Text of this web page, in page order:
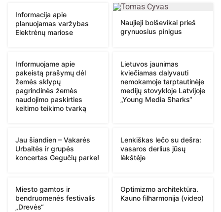
Informacija apie
planuojamas varžybas
Elektrėnų mariose
Naujieji bolševikai prieš
grynuosius pinigus
Informuojame apie
pakeistą prašymų dėl
žemės sklypų
pagrindinės žemės
naudojimo paskirties
keitimo teikimo tvarką
Lietuvos jaunimas
kviečiamas dalyvauti
nemokamoje tarptautinėje
medijų stovykloje Latvijoje
„Young Media Sharks“
Jau šiandien – Vakarės
Urbaitės ir grupės
koncertas Gegučių parke!
Lenkiškas lečo su dešra:
vasaros derlius jūsų
lėkštėje
Miesto gamtos ir
bendruomenės festivalis
„Drevės“
Optimizmo architektūra.
Kauno filharmonija (video)